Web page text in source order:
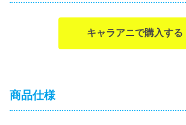
キャラアニで購入する
商品仕様